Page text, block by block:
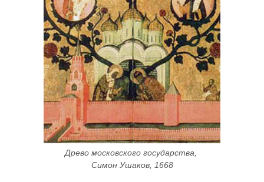
Древо московского государства,
Симон Ушаков, 1668